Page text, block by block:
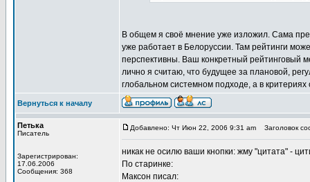
В общем я своё мнение уже изложил. Сама
уже работает в Белоруссии. Там рейтинги
перспективны. Ваш конкретный рейтинговый
лично я считаю, что будущее за плановой,
глобальном системном подходе, а в
Вернуться к началу
Петька
Писатель
Зарегистрирован:
17.06.2006
Сообщения: 368
Добавлено: Чт Июн 22, 2006 9:31 am Заголовок
никак не осилю ваши кнопки: жму "цитата" -
По старинке:
Максон писал: